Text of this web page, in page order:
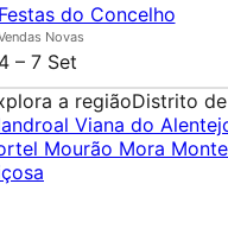
Festas do Concelho
Novas
4 – 7 Set
a regiãoDistrito
Viana do
Mourão Mora